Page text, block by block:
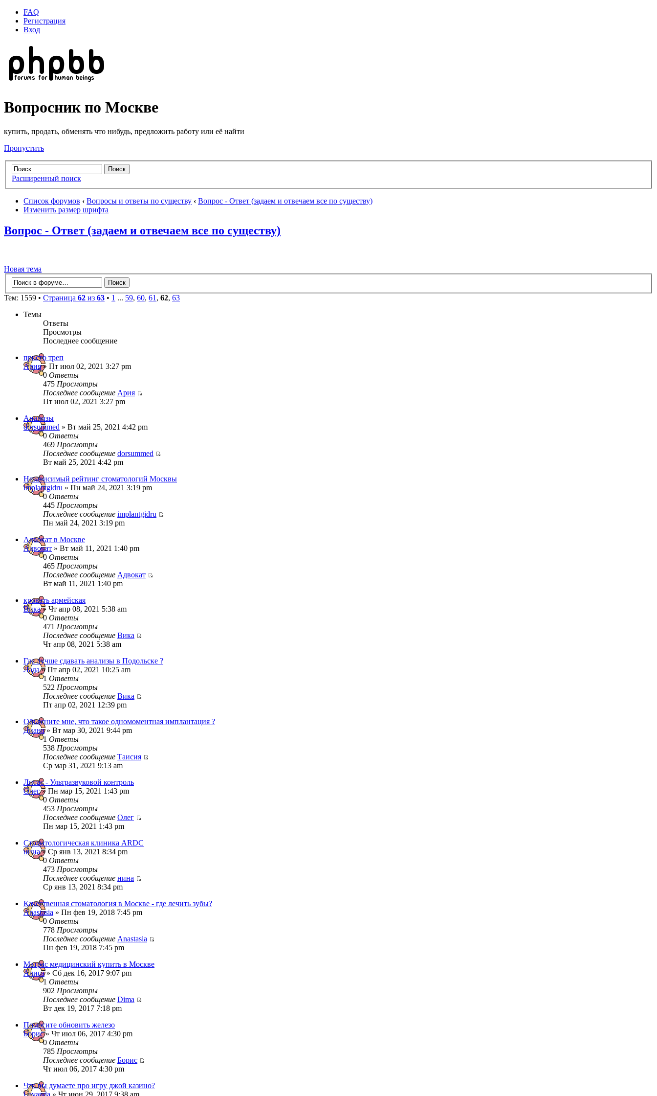
FAQ
Регистрация
Вход
Вопросник по Москве
купить, продать, обменять что нибудь, предложить работу или её найти
Пропустить
Расширенный поиск
Список форумов ‹ Вопросы и ответы по существу ‹ Вопрос - Ответ (задаем и отвечаем все по существу)
Изменить размер шрифта
Вопрос - Ответ (задаем и отвечаем все по существу)
Новая тема
Тем: 1559 • Страница 62 из 63 • 1 ... 59, 60, 61 , 62, 63
Темы
Ответы
Просмотры
Последнее сообщение
просто треп
Ария» Пт июл 02, 2021 3:27 pm
0 Ответы
475 Просмотры
Последнее сообщение Ария
Пт июл 02, 2021 3:27 pm
Анализы
dorsummed » Вт май 25, 2021 4:42 pm
0 Ответы
469 Просмотры
Последнее сообщение dorsummed
Вт май 25, 2021 4:42 pm
Независимый рейтинг стоматологий Москвы
implantgidru » Пн май 24, 2021 3:19 pm
0 Ответы
445 Просмотры
Последнее сообщение implantgidru
Пн май 24, 2021 3:19 pm
Адвокат в Москве
Адвокат » Вт май 11, 2021 1:40 pm
0 Ответы
465 Просмотры
Последнее сообщение Адвокат
Вт май 11, 2021 1:40 pm
кровать армейская
Вика» Чт апр 08, 2021 5:38 am
0 Ответы
471 Просмотры
Последнее сообщение Вика
Чт апр 08, 2021 5:38 am
Где лучше сдавать анализы в Подольске ?
Лада» Пт апр 02, 2021 10:25 am
1 Ответы
522 Просмотры
Последнее сообщение Вика
Пт апр 02, 2021 12:39 pm
Объясните мне, что такое одномоментная имплантация ?
Диана» Вт мар 30, 2021 9:44 pm
1 Ответы
538 Просмотры
Последнее сообщение Таисия
Ср мар 31, 2021 9:13 am
Литас - Ультразвуковой контроль
Олег» Пн мар 15, 2021 1:43 pm
0 Ответы
453 Просмотры
Последнее сообщение Олег
Пн мар 15, 2021 1:43 pm
Стоматологическая клиника ARDC
нина» Ср янв 13, 2021 8:34 pm
0 Ответы
473 Просмотры
Последнее сообщение нина
Ср янв 13, 2021 8:34 pm
Качественная стоматология в Москве - где лечить зубы?
Anastasia » Пн фев 19, 2018 7:45 pm
0 Ответы
778 Просмотры
Последнее сообщение Anastasia
Пн фев 19, 2018 7:45 pm
Матрас медицинский купить в Москве
Алиса» Сб дек 16, 2017 9:07 pm
1 Ответы
902 Просмотры
Последнее сообщение Dima
Вт дек 19, 2017 7:18 pm
Помогите обновить железо
Борис» Чт июл 06, 2017 4:30 pm
0 Ответы
785 Просмотры
Последнее сообщение Борис
Чт июл 06, 2017 4:30 pm
Что вы думаете про игру джой казино?
Lavanda » Чт июн 29, 2017 9:38 am